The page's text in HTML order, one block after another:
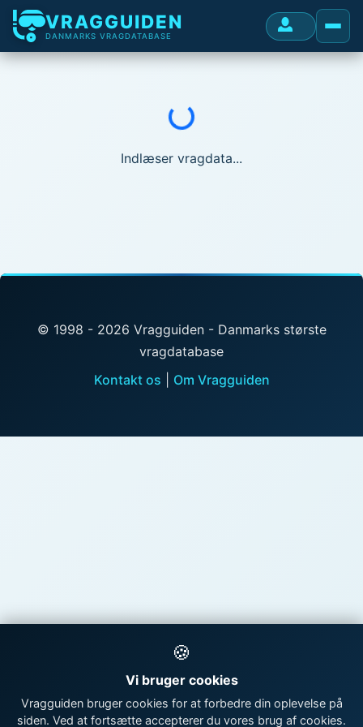
VRAGGUIDEN
DANMARKS VRAGDATABASE
Indlæser...
Indlæser vragdata...
© 1998 - 2026 Vragguiden - Danmarks største
vragdatabase
Kontakt os
Om Vragguiden
🍪
Vi bruger cookies
Vragguiden bruger cookies for at forbedre din oplevelse på
siden. Ved at fortsætte accepterer du vores brug af cookies.